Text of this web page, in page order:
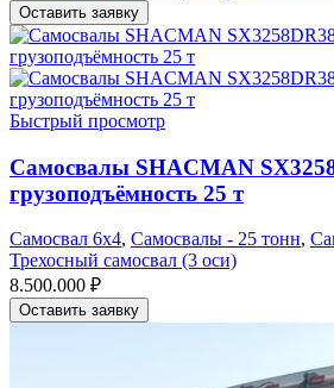
Оставить заявку
Быстрый просмотр
Самосвалы SHACMAN
грузоподъёмность 25 т
Самосвал 6х4, Самосвалы - 25 тонн,
Трехосный самосвал (3 оси)
8.500.000 ₽
Оставить заявку